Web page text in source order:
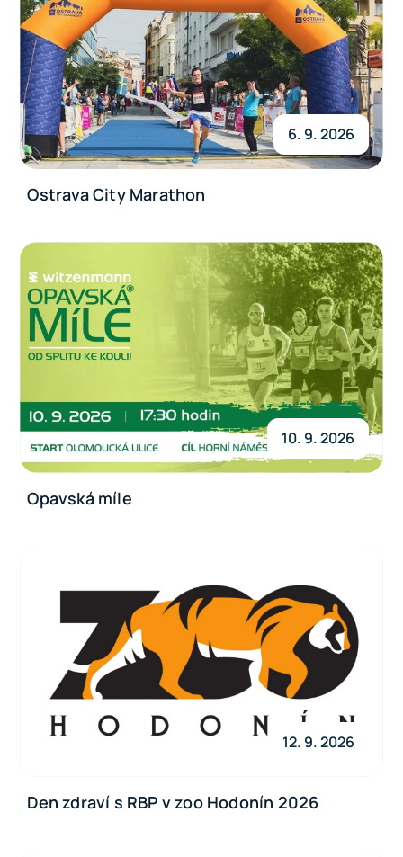
6. 9. 2026
Ostrava City Marathon
10. 9. 2026
Opavská míle
12. 9. 2026
Den zdraví s RBP v zoo Hodonín 2026